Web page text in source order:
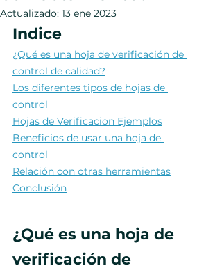
Actualizado: 13 ene 2023
Indice
¿Qué es una hoja de verificación de
control de calidad?
Los diferentes tipos de hojas de
control
Hojas de Verificacion Ejemplos
Beneficios de usar una hoja de
control
Relación con otras herramientas
Conclusión
¿Qué es una hoja de
verificación de